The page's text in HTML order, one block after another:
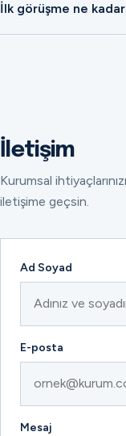
İlk görüşme ne
İletişim
Kurumsal
iletişime geçsin.
Ad Soyad
E-posta
Mesaj